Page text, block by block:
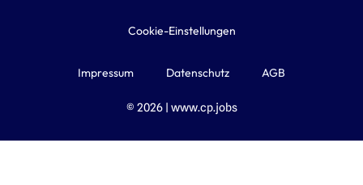
Cookie-Einstellungen
Impressum Datenschutz AGB
© 2026 | www.cp.jobs